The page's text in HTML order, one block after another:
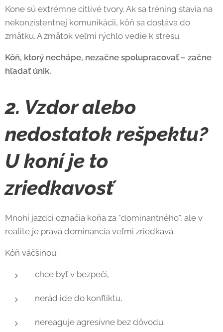
Kone sú extrémne citlivé tvory. Ak sa tréning stavia na
nekonzistentnej komunikácii, kôň sa dostáva do
zmätku. A zmätok veľmi rýchlo vedie k stresu.
Kôň, ktorý nechápe, nezačne spolupracovať – začne
hľadať únik.
2. Vzdor alebo
nedostatok rešpektu?
U koní je to
zriedkavosť
Mnohí jazdci označia koňa za "dominantného", ale v
realite je pravá dominancia veľmi zriedkavá.
Kôň väčšinou:
chce byť v bezpečí,
nerád ide do konfliktu,
nereaguje agresívne bez dôvodu.